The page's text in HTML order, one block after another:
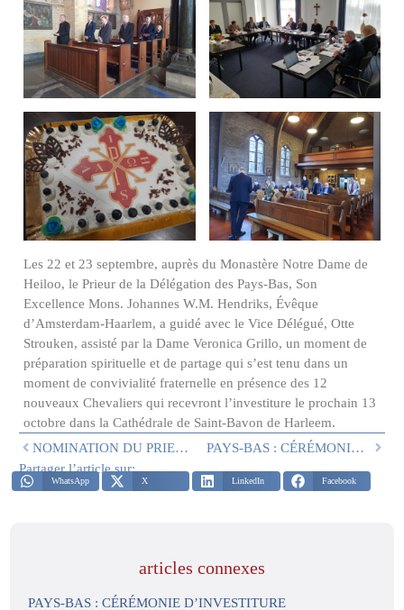
Les 22 et 23 septembre, auprès du Monastère Notre Dame de
Heiloo, le Prieur de la Délégation des Pays-Bas, Son
Excellence Mons. Johannes W.M. Hendriks, Évêque
d’Amsterdam-Haarlem, a guidé avec le Vice Délégué, Otte
Strouken, assisté par la Dame Veronica Grillo, un moment de
préparation spirituelle et de partage qui s’est tenu dans un
moment de convivialité fraternelle en présence des 12
nouveaux Chevaliers qui recevront l’investiture le prochain 13
octobre dans la Cathédrale de Saint-Bavon de Harleem.
NOMINATION DU PRIEUR DE LA DÉLÉGATION DES PAYS-BAS
PAYS-BAS : CÉRÉMONIE D’INVESTITURE
Partager l’article sur:
WhatsApp X LinkedIn Facebook
articles connexes
PAYS-BAS : CÉRÉMONIE D’INVESTITURE